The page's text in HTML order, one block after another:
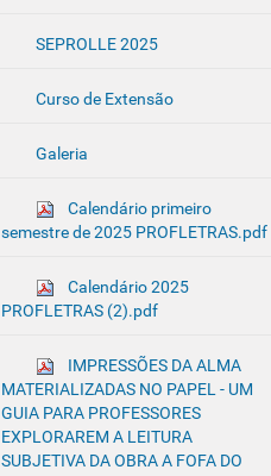
SEPROLLE 2025
Curso de Extensão
Galeria
Calendário primeiro
semestre de 2025 PROFLETRAS.pdf
Calendário 2025
PROFLETRAS (2).pdf
IMPRESSÕES DA ALMA
MATERIALIZADAS NO PAPEL - UM
GUIA PARA PROFESSORES
EXPLORAREM A LEITURA
SUBJETIVA DA OBRA A FOFA DO